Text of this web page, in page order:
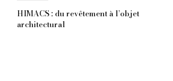
HIMACS : du revêtement à l’objet
architectural